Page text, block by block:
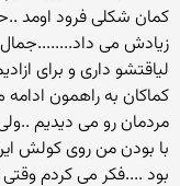
کمان شکلی فرود اومد
زیادش می
لیاقتشو داری و برای
کماکان به راهمون
مردمان رو می دیدیم
با بودن من روی کولش
بود ....فکر می کردم